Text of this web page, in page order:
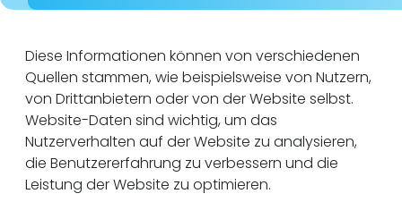
Diese Informationen können von verschiedenen
Quellen stammen, wie beispielsweise von Nutzern,
von Drittanbietern oder von der Website selbst.
Website-Daten sind wichtig, um das
Nutzerverhalten auf der Website zu analysieren,
die Benutzererfahrung zu verbessern und die
Leistung der Website zu optimieren.